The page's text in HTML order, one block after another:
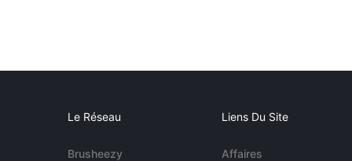
Le Réseau
Brusheezy
Liens Du Site
Affaires